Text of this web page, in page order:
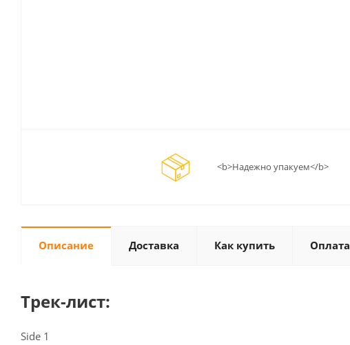
<b>Надежно упакуем</b>
Описание Доставка Как купить Оплата
Трек-лист:
Side 1